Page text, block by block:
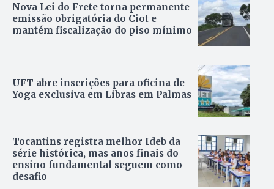
Nova Lei do Frete torna permanente
emissão obrigatória do Ciot e
mantém fiscalização do piso mínimo
UFT abre inscrições para oficina de
Yoga exclusiva em Libras em Palmas
Tocantins registra melhor Ideb da
série histórica, mas anos finais do
ensino fundamental seguem como
desafio